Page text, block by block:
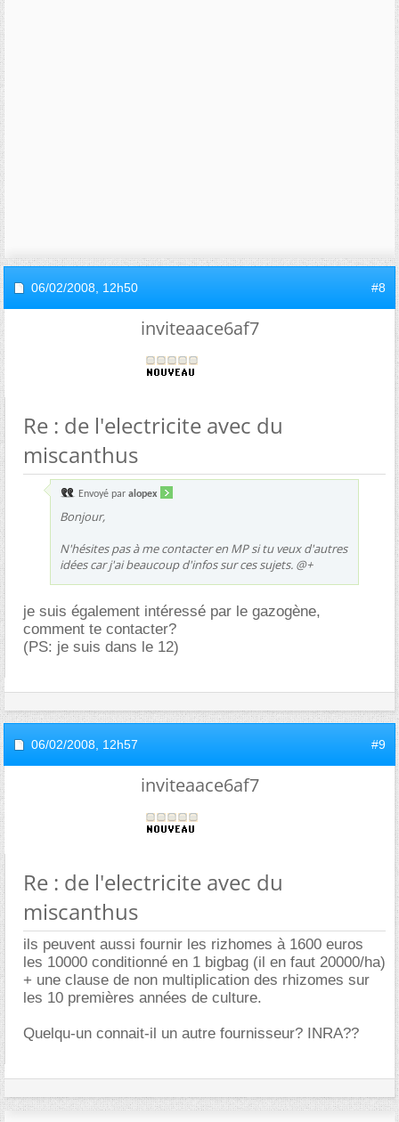
06/02/2008, 12h50 #8
inviteaace6af7
Re : de l'electricite avec du
miscanthus
Envoyé par alopex
Bonjour,
N'hésites pas à me contacter en MP si tu veux d'autres
idées car j'ai beaucoup d'infos sur ces sujets. @+
je suis également intéressé par le gazogène,
comment te contacter?
(PS: je suis dans le 12)
06/02/2008, 12h57 #9
inviteaace6af7
Re : de l'electricite avec du
miscanthus
ils peuvent aussi fournir les rizhomes à 1600 euros
les 10000 conditionné en 1 bigbag (il en faut 20000/ha)
+ une clause de non multiplication des rhizomes sur
les 10 premières années de culture.
Quelqu-un connait-il un autre fournisseur? INRA??